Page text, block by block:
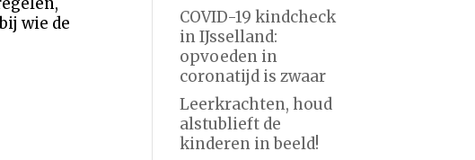
wie de
COVID-19 kindcheck
in IJsselland:
opvoeden in
coronatijd is zwaar
Leerkrachten, houd
alstublieft de
kinderen in beeld!